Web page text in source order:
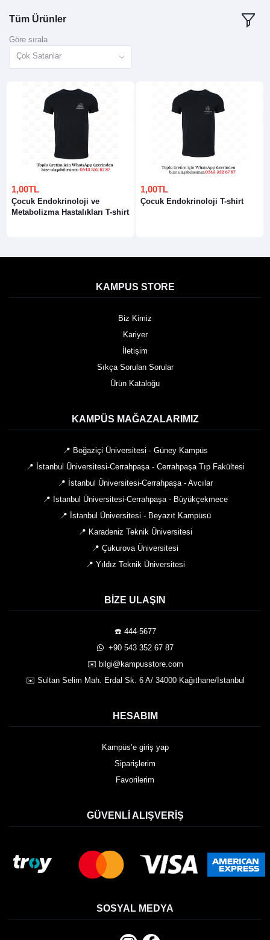
Tüm Ürünler
Göre sırala
Çok Satanlar
1,00TL
Çocuk Endokrinoloji ve
Metabolizma Hastalıkları T-shirt
1,00TL
Çocuk Endokrinoloji T-shirt
KAMPUS STORE
Biz Kimiz
Kariyer
İletişim
Sıkça Sorulan Sorular
Ürün Kataloğu
KAMPÜS MAĞAZALARIMIZ
📍 Boğaziçi Üniversitesi - Güney Kampüs
📍 İstanbul Üniversitesi-Cerrahpaşa - Cerrahpaşa Tıp Fakültesi
📍 İstanbul Üniversitesi-Cerrahpaşa - Avcılar
📍 İstanbul Üniversitesi-Cerrahpaşa - Büyükçekmece
📍 İstanbul Üniversitesi - Beyazıt Kampüsü
📍 Karadeniz Teknik Üniversitesi
📍 Çukurova Üniversitesi
📍 Yıldız Teknik Üniversitesi
BIZE ULAŞIN
☎️ 444-5677
️ +90 543 352 67 87
✉️ bilgi@kampusstore.com
✉️ Sultan Selim Mah. Erdal Sk. 6 A/ 34000 Kağıthane/İstanbul
HESABIM
Kampüs’e giriş yap
Siparişlerim
Favorilerim
GÜVENLI ALIŞVERIŞ
SOSYAL MEDYA